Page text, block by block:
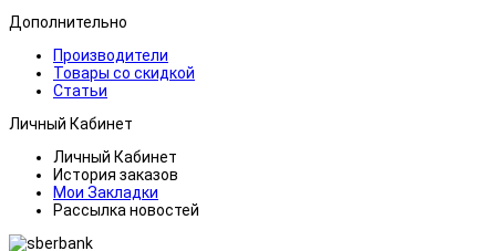
Дополнительно
Производители
Товары со скидкой
Статьи
Личный Кабинет
Личный Кабинет
История заказов
Мои Закладки
Рассылка новостей